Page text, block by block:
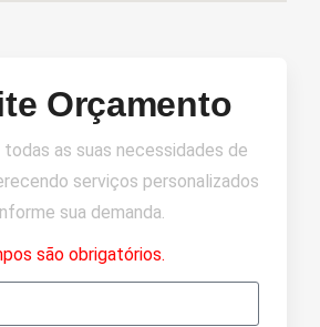
Orçamento
as suas necessidades de
serviços personalizados
sua demanda.
são obrigatórios.